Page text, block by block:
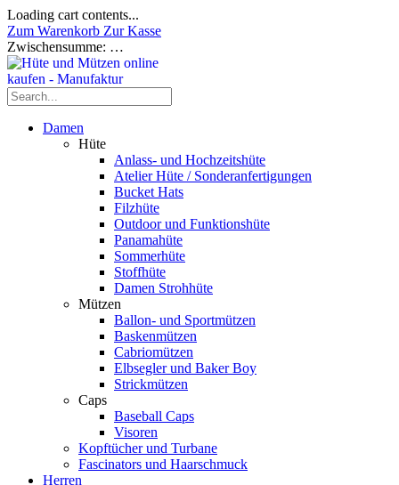
Loading cart contents...
Zum Warenkorb Zur Kasse
Zwischensumme: …
Damen
Hüte
Anlass- und Hochzeitshüte
Atelier Hüte / Sonderanfertigungen
Bucket Hats
Filzhüte
Outdoor und Funktionshüte
Panamahüte
Sommerhüte
Stoffhüte
Damen Strohhüte
Mützen
Ballon- und Sportmützen
Baskenmützen
Cabriomützen
Elbsegler und Baker Boy
Strickmützen
Caps
Baseball Caps
Visoren
Kopftücher und Turbane
Fascinators und Haarschmuck
Herren